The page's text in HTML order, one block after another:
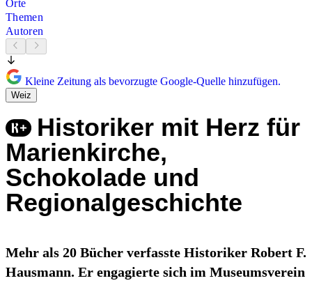
Orte
Themen
Autoren
Kleine Zeitung als bevorzugte Google-Quelle hinzufügen.
Weiz
Historiker mit Herz für
Marienkirche,
Schokolade und
Regionalgeschichte
Mehr als 20 Bücher verfasste Historiker Robert F.
Hausmann. Er engagierte sich im Museumsverein